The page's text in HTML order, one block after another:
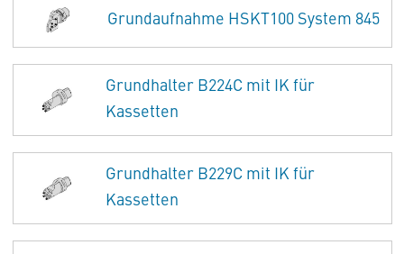
Grundaufnahme HSKT100 System 845
Grundhalter B224C mit IK für
Kassetten
Grundhalter B229C mit IK für
Kassetten